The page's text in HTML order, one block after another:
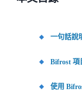
一句話說
Bifrost 項
使用